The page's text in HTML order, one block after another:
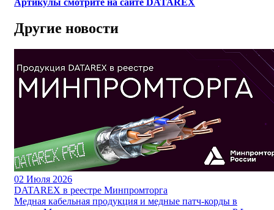
Другие новости
02 Июля 2026
DATAREX в реестре Минпромторга
Медная кабельная продукция и медные патч-корды в